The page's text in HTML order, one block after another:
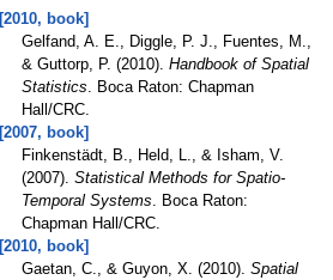
[2010, book]
Gelfand, A. E., Diggle, P. J., Fuentes, M.,
& Guttorp, P. (2010). Handbook of Spatial
Statistics. Boca Raton: Chapman
Hall/CRC.
[2007, book]
Finkenstädt, B., Held, L., & Isham, V.
(2007). Statistical Methods for Spatio-
Temporal Systems. Boca Raton:
Chapman Hall/CRC.
[2010, book]
Gaetan, C., & Guyon, X. (2010). Spatial